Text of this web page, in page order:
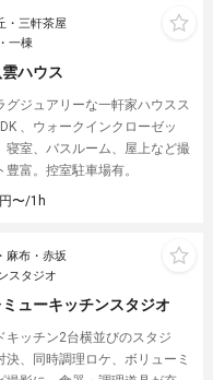
・三軒茶屋
一棟
ハウス
グジュアリーな一軒家ハウスス
、ウォークインクローゼッ
寝室、バスルーム、屋上など撮
豊富。控室駐車場有。
〜/1h
麻布・赤坂
スタジオ
ューキッチンスタジオ
キッチン2台横並びのスタジ
決、同時調理ロケ、ボリューミ